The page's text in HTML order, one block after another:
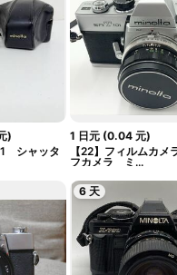
)
シャッタ
1 日元 (0.04 元)
【22】フィルムカ
フカメラ ミ...
6 天